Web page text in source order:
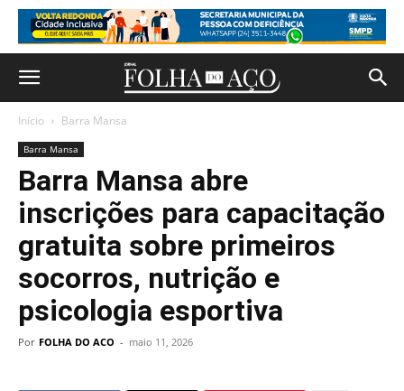
Início Barra Mansa
Barra Mansa
Barra Mansa abre
inscrições para capacitação
gratuita sobre primeiros
socorros, nutrição e
psicologia esportiva
Por FOLHA DO ACO - maio 11, 2026